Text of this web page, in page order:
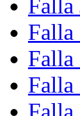
Falla
Falla